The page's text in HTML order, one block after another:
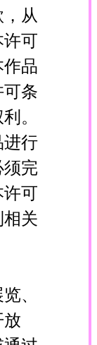
从
可
品
可条
。
进行
须完
可
关
、
放